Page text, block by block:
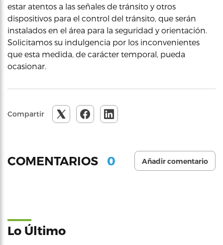
estar atentos a las señales de tránsito y otros
dispositivos para el control del tránsito, que serán
instalados en el área para la seguridad y orientación.
Solicitamos su indulgencia por los inconvenientes
que esta medida, de carácter temporal, pueda
ocasionar.
Compartir
COMENTARIOS 0 Añadir comentario
Lo Último